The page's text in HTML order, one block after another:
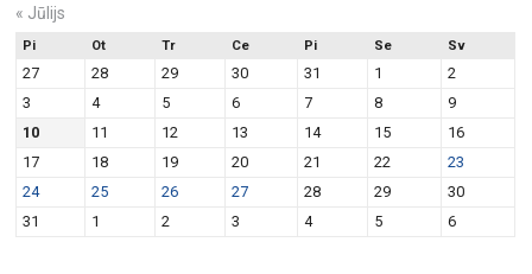
« Jūlijs
Pi Ot Tr Ce Pi Se Sv
27 28 29 30 31 1
2
3
4 5 6 7 8
9
10
11 12 13 14 15
16
17
18 19 20 21 22
23
24
25 26 27 28 29
30
31
1 2 3 4 5 6